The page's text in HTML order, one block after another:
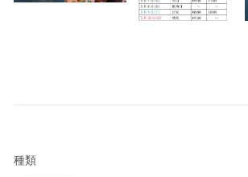
種類